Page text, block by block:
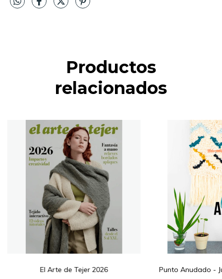
Productos
relacionados
El Arte de Tejer 2026 Punto Anudado -